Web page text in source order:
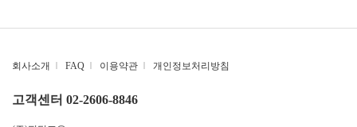
회사소개 | FAQ | 이용약관 | 개인정보처리방침
고객센터 02-2606-8846